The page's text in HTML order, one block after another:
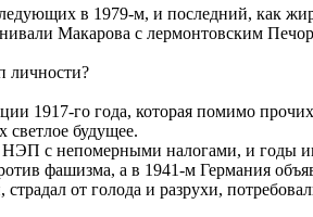
в 1979-м, и последний, как
Макарова с лермонтовским
личности?
1917-го года, которая помимо
светлое будущее.
с непомерными налогами, и годы
фашизма, а в 1941-м Германия
от голода и разрухи,